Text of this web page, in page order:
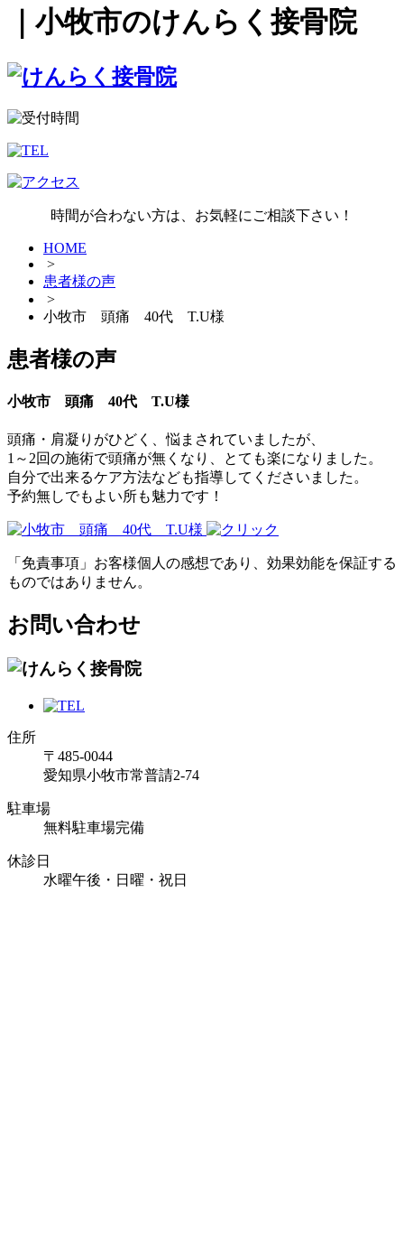
｜小牧市のけんらく接骨院
時間が合わない方は、お気軽にご相談下さい！
HOME
>
患者様の声
>
小牧市 頭痛 40代 T.U様
患者様の声
小牧市 頭痛 40代 T.U様
頭痛・肩凝りがひどく、悩まされていましたが、
1～2回の施術で頭痛が無くなり、とても楽になりました。
自分で出来るケア方法なども指導してくださいました。
予約無しでもよい所も魅力です！
「免責事項」お客様個人の感想であり、効果効能を保証する
ものではありません。
お問い合わせ
住所
〒485-0044
愛知県小牧市常普請2-74
駐車場
無料駐車場完備
休診日
水曜午後・日曜・祝日